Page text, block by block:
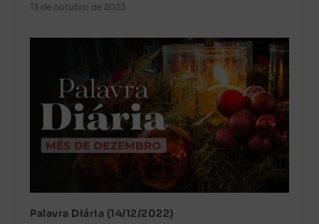
13 de outubro de 2023
Palavra Diária (14/12/2022)